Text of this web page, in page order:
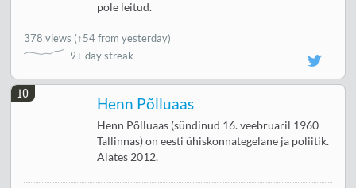
pole leitud.
378 views (↑54 from yesterday)
9+ day streak
10
Henn Põlluaas
Henn Põlluaas (sündinud 16. veebruaril 1960
Tallinnas) on eesti ühiskonnategelane ja poliitik.
Alates 2012.